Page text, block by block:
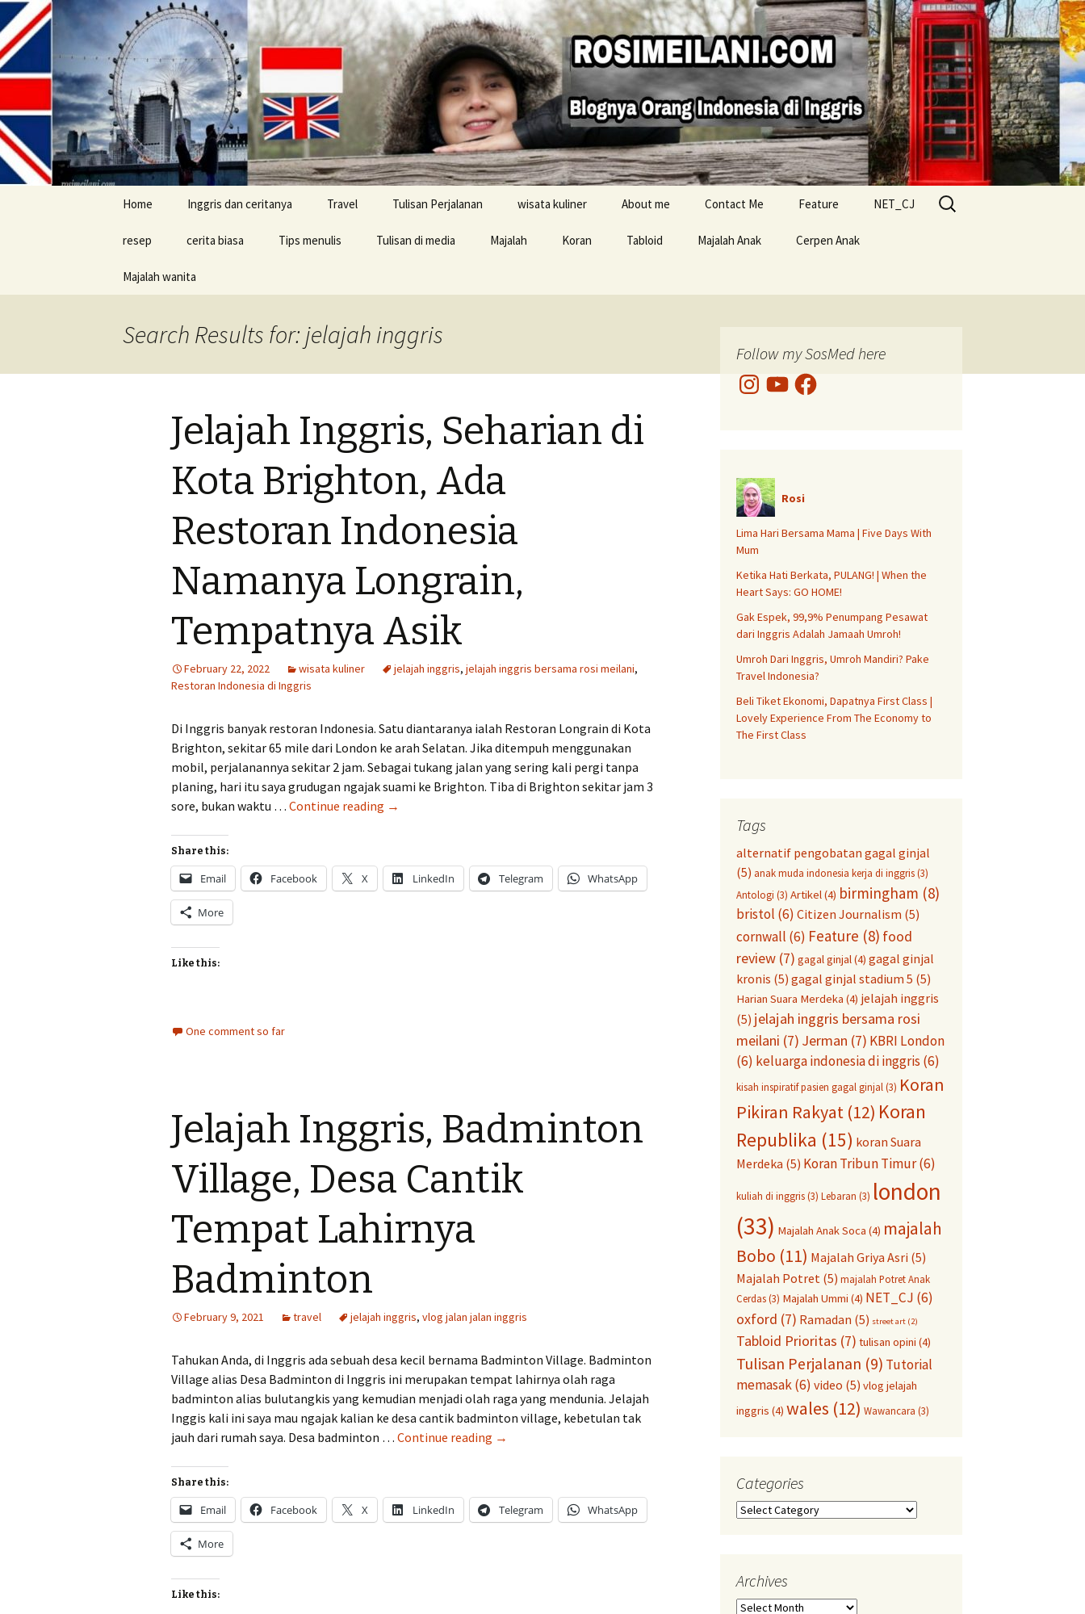
Home Inggris dan ceritanya Travel Tulisan Perjalanan wisata kuliner About me Contact Me Feature NET_CJ
resep cerita biasa Tips menulis
Tips jalan-jalan di Inggris
Tips menulis cerita anak
Tips menulis tulisan
perjalanan
Tulisan di media Majalah Koran Tabloid Majalah Anak Cerpen Anak
Majalah wanita
Search
for:
Search Results for: jelajah inggris
Jelajah Inggris, Seharian di
Kota Brighton, Ada
Restoran Indonesia
Namanya Longrain,
Tempatnya Asik
February 22, 2022 wisata kuliner jelajah inggris, jelajah inggris bersama rosi meilani,
Restoran Indonesia di Inggris
Di Inggris banyak restoran Indonesia. Satu diantaranya ialah Restoran Longrain di Kota
Brighton, sekitar 65 mile dari London ke arah Selatan. Jika ditempuh menggunakan
mobil, perjalanannya sekitar 2 jam. Sebagai tukang jalan yang sering kali pergi tanpa
planing, hari itu saya grudugan ngajak suami ke Brighton. Tiba di Brighton sekitar jam 3
sore, bukan waktu … Continue reading Jelajah
di
Kota
→
Share this:
Email Facebook X LinkedIn Telegram WhatsApp
More
Like this:
One comment so far
Jelajah Inggris, Badminton
Village, Desa Cantik
Tempat Lahirnya
Badminton
February 9, 2021 travel jelajah inggris, vlog jalan jalan inggris
Tahukan Anda, di Inggris ada sebuah desa kecil bernama Badminton Village. Badminton
Village alias Desa Badminton di Inggris ini merupakan tempat lahirnya olah raga
badminton alias bulutangkis yang kemudian menjadi olah raga yang mendunia. Jelajah
Inggis kali ini saya mau ngajak kalian ke desa cantik badminton village, kebetulan tak
jauh dari rumah saya. Desa badminton … Continue reading Jelajah
Village,
Desa
→
Share this:
Email Facebook X LinkedIn Telegram WhatsApp
More
Like this:
Follow my SosMed here
InstagramYouTubeFacebook
Rosi
Lima Hari Bersama Mama | Five Days With
Mum
Ketika Hati Berkata, PULANG! | When the
Heart Says: GO HOME!
Gak Espek, 99,9% Penumpang Pesawat
dari Inggris Adalah Jamaah Umroh!
Umroh Dari Inggris, Umroh Mandiri? Pake
Travel Indonesia?
Beli Tiket Ekonomi, Dapatnya First Class |
Lovely Experience From The Economy to
The First Class
Tags
alternatif pengobatan gagal ginjal
(5) anak muda indonesia kerja di inggris(3)
Antologi (3) Artikel(4) birmingham (8)
bristol (6) Citizen Journalism (5)
cornwall (6) Feature (8) food
review (7) gagal ginjal(4) gagal ginjal
kronis (5) gagal ginjal stadium 5 (5)
Harian Suara Merdeka (4) jelajah inggris
(5) jelajah inggris bersama rosi
meilani (7) Jerman (7) KBRI London
(6) keluarga indonesia di inggris(6)
kisah inspiratif pasien gagal ginjal (3) Koran
Pikiran Rakyat (12) Koran
Republika (15) koran Suara
Merdeka (5) Koran Tribun Timur(6)
kuliah di inggris(3) Lebaran (3) london
(33) Majalah Anak Soca (4) majalah
Bobo (11) Majalah Griya Asri (5)
Majalah Potret (5) majalah Potret Anak
Cerdas(3) Majalah Ummi (4) NET_CJ (6)
oxford (7) Ramadan (5) street art (2)
Tabloid Prioritas (7) tulisan opini (4)
Tulisan Perjalanan (9) Tutorial
memasak(6) video (5) vlog jelajah
inggris (4) wales (12) Wawancara (3)
Categories
Categories
Archives
Archives